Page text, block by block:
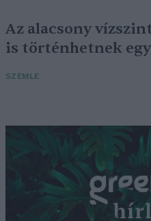
Az alacsony
is történhetnek
SZEMLE